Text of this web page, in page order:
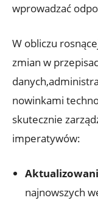
wprowadzać
W obliczu
zmian w
nowinkami
skutecznie
imperatywów:
najnowszych